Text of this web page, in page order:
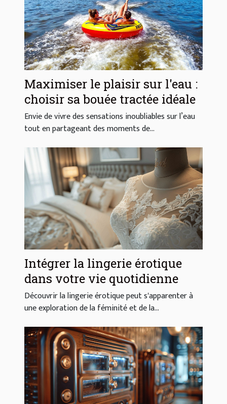
Maximiser le plaisir sur l'eau :
choisir sa bouée tractée idéale
Envie de vivre des sensations inoubliables sur l’eau
tout en partageant des moments de...
Intégrer la lingerie érotique
dans votre vie quotidienne
Découvrir la lingerie érotique peut s'apparenter à
une exploration de la féminité et de la...